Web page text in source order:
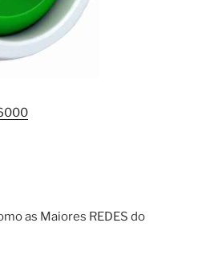
as Maiores REDES do